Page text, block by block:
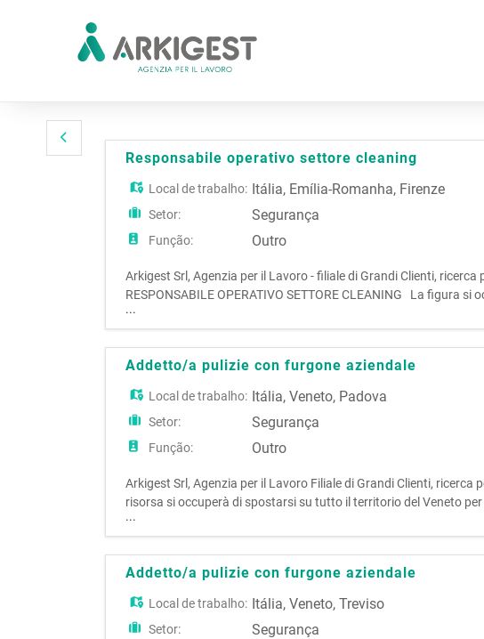
Responsabile operativo settore cleaning
Local de trabalho: Itália, Emília-Romanha, Firenze
Setor: Segurança
Função: Outro
Arkigest Srl, Agenzia per il Lavoro - filiale di Grandi Clienti,
RESPONSABILE OPERATIVO SETTORE CLEANING La figura
richiede: - Esperienza nella gestione operativa; - Ser
...
Addetto/a pulizie con furgone aziendale
Local de trabalho: Itália,Veneto, Padova
Setor: Segurança
Função: Outro
Arkigest Srl, Agenzia per il Lavoro Filiale di Grandi Clienti,
risorsa si occuperà di spostarsi su tutto il territorio del Veneto
aziendale. Si richiede: · Pa
...
Addetto/a pulizie con furgone aziendale
Local de trabalho: Itália,Veneto,Treviso
Setor: Segurança